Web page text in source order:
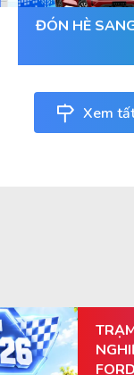
ĐÓN HÈ
Xem